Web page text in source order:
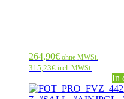
264,90€ ohne MWSt.
315,23€ incl. MWSt.
In